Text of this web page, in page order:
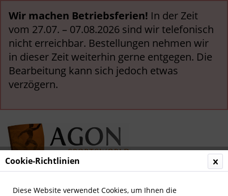
Wir machen Betriebsferien! In der Zeit
vom 27.07. – 07.08.2026 sind wir telefonisch
nicht erreichbar. Bestellungen nehmen wir
in dieser Zeit weiterhin gerne entgegen. Die
Bearbeitung kann sich jedoch etwas
verzögern.
Menü
Cookie-Richtlinien
Diese Website verwendet Cookies, um Ihnen die